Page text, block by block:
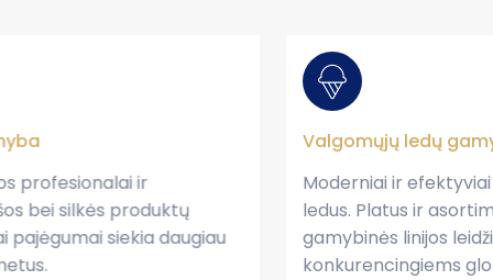
Valgomųjų ledų gamyba
Moderniai ir efektyviai gaminame valgomuosius
ledus. Platus ir asortimentas ir modernios
gamybinės linijos leidžia mums būti
konkurencingiems globaliai.